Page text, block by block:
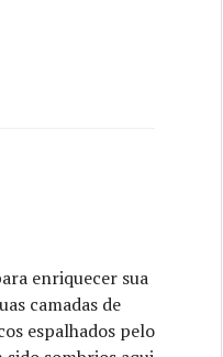
enriquecer sua
camadas de
espalhados pelo